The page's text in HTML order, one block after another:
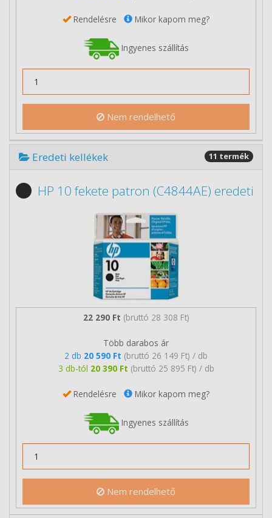
Rendelésre Mikor kapom meg?
Ingyenes szállítás
Nem rendelhető
Eredeti kellékek 11 termék
HP 10 fekete patron (C4844AE) eredeti
22 290 Ft (bruttó 28 308 Ft)
Több darabos ár
2 db 20 590 Ft (bruttó 26 149 Ft) / db
3 db-tól 20 390 Ft (bruttó 25 895 Ft) / db
Rendelésre Mikor kapom meg?
Ingyenes szállítás
Nem rendelhető